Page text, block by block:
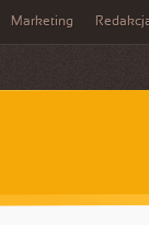
Marketing